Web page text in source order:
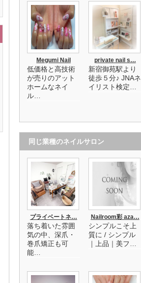
Megumi Nail
低価格と高技術
が売りのアット
ホームなネイ
ル…
private nail s…
新宿御苑駅より
徒歩５分♪ JNAネ
イリスト検定…
同じ業種のネイルサロン
プライベートネ…
落ち着いた雰囲
気の中、深爪・
巻爪矯正も可
能…
Nailroom彩 aza…
シンプルこそ上
質に / シンプル
｜上品｜美フ…